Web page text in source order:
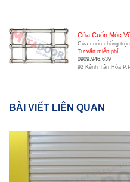
Cửa Cuốn Móc
Cửa cuốn chống
Tư vấn miễn phí
0909.946.639
92 Kênh Tân Hóa
BÀI VIẾT LIÊN QUAN